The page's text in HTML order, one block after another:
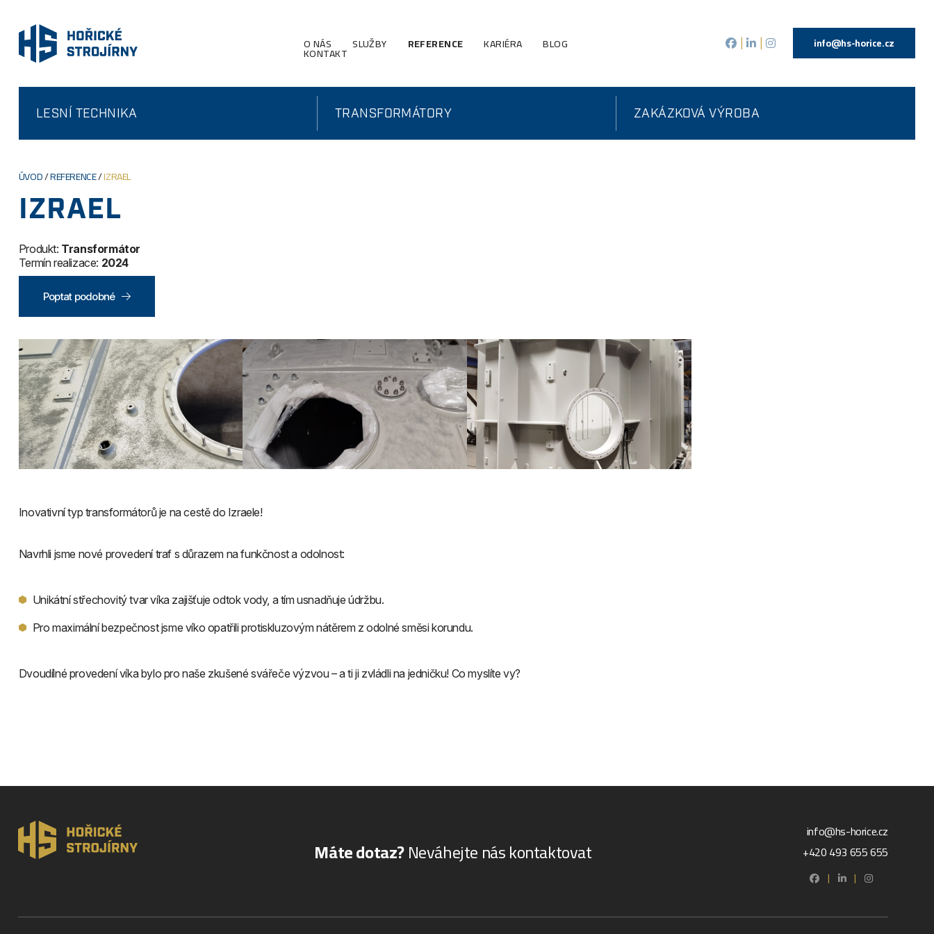
O NÁS SLUŽBY REFERENCE KARIÉRA BLOG
KONTAKT
info@hs-horice.cz
LESNÍ TECHNIKA TRANSFORMÁTORY ZAKÁZKOVÁ VÝROBA
ÚVOD/REFERENCE/IZRAEL
IZRAEL
Produkt: Transformátor
Termín realizace: 2024
Poptat podobné
Inovativní typ transformátorů je na cestě do Izraele!
Navrhli jsme nové provedení traf s důrazem na funkčnost a odolnost:
Unikátní střechovitý tvar víka zajišťuje odtok vody, a tím usnadňuje údržbu.
Pro maximální bezpečnost jsme víko opatřili protiskluzovým nátěrem z odolné směsi korundu.
Dvoudílné provedení víka bylo pro naše zkušené svářeče výzvou – a ti ji zvládli na jedničku! Co myslíte vy?
Máte dotaz?Neváhejte nás kontaktovat
info@hs-horice.cz
+420 493 655 655
| |